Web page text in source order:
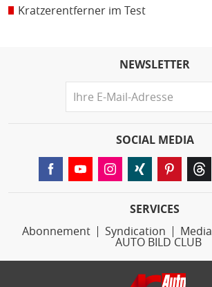
Kratzerentferner im Test
NEWSLETTER
SOCIAL MEDIA
SERVICES
Abonnement
Syndication Media
AUTO BILD CLUB